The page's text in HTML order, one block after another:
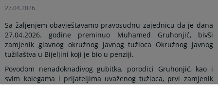
27.04.2026.
Sa žaljenjem obavještavamo pravosudnu zajednicu da je dana
27.04.2026. godine preminuo Muhamed Gruhonjić, bivši
zamjenik glavnog okružnog javnog tužioca Okružnog javnog
tužilaštva u Bijeljini koji je bio u penziji.
Povodom nenadoknadivog gubitka, porodici Gruhonjić, kao i
svim kolegama i prijateljima uvaženog tužioca, prvi zamjenik